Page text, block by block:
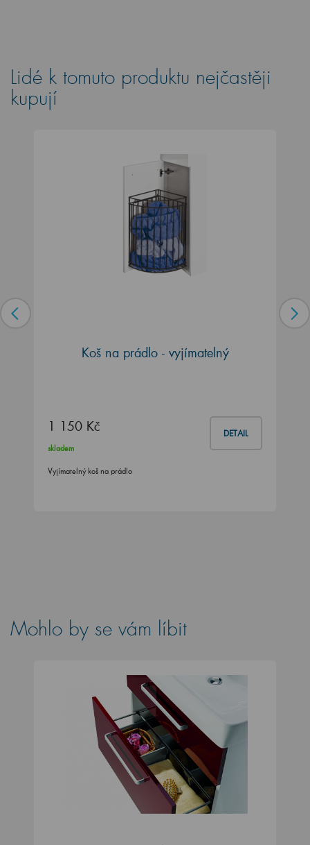
Lidé k tomuto produktu nejčastěji
kupují
Koš na prádlo - vyjímatelný
1 150 Kč DETAIL
skladem
Vyjímatelný koš na prádlo
Mohlo by se vám líbit